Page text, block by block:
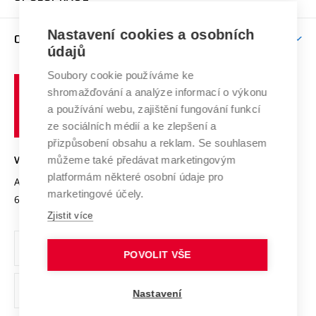
Brno
E-přihláška
Závěrečné práce
Doktorské studium
Studium bez bariér
Podpora podnikání
Mezinárodní vědecká rada
Systém zajišťování kvality výzkumu
Výzkumné infrastruktury
Transfer znalostí
Open Science
Projekty
Projekty ze strukturálních fondů
Specifický výzkum
Zahraniční spolupráce
Spolupráce se školami
Služby univerzity
Mezinárodní dohody
Univerzitní sítě
O UNIVERZITĚ
Profil univerzity
Udržitelná univerzita
Podnikavá univerzita / ContriBUTe
Bezpečná univerzita
Vyznamenání
Organizační struktura
Ochrana osobních údajů
odkaz)
učení
technické
VYSOKÉ UČENÍ TECHNICKÉ V BRNĚ
Antonínská 548/1
602 00 Brno
www.vut.cz
vut@vutbr.cz
Nastavení cookies a osobních
údajů
Soubory cookie používáme ke
shromažďování a analýze informací o výkonu
a používání webu, zajištění fungování funkcí
ze sociálních médií a ke zlepšení a
přizpůsobení obsahu a reklam. Se souhlasem
můžeme také předávat marketingovým
platformám některé osobní údaje pro
marketingové účely.
Zjistit více
POVOLIT VŠE
Nastavení